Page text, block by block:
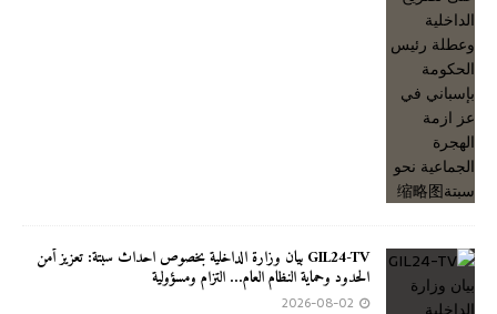
GIL24-TV بيان وزارة الداخلية بخصوص احداث سبتة: تعزيز أمن
الحدود وحماية النظام العام… التزام ومسؤولية
2026-08-02